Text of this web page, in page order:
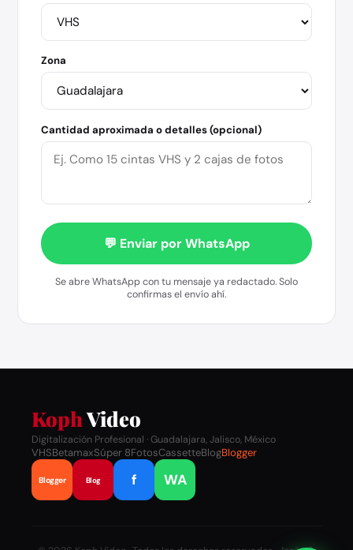
Zona
Cantidad aproximada o detalles (opcional)
💬 Enviar por WhatsApp
Se abre WhatsApp con tu mensaje ya redactado. Solo
confirmas el envío ahí.
KophVideo
Digitalización Profesional · Guadalajara, Jalisco, México
VHSBetamaxSúper 8FotosCassetteBlogBlogger
Blogger Blog f WA